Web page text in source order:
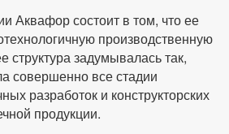
Аквафор состоит в том, что ее
производственную
задумывалась так,
совершенно все стадии
разработок и конструкторских
продукции.